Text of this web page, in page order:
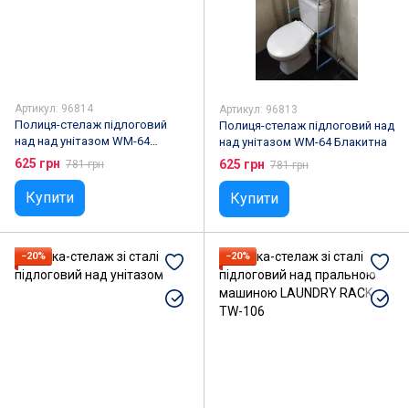
Артикул: 96814
Полиця-стелаж підлоговий
над над унітазом WM-64
Рожева
625 грн 781 грн
Купити
Артикул: 96813
Полиця-стелаж підлоговий над
над унітазом WM-64 Блакитна
625 грн 781 грн
Купити
−20% −20%